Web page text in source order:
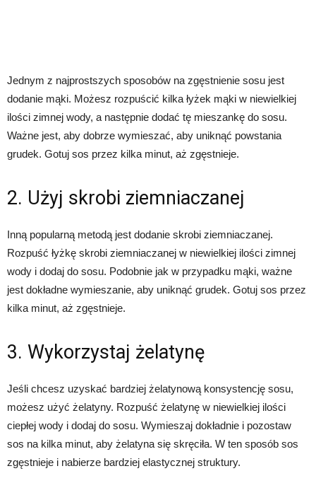
Jednym z najprostszych sposobów na zgęstnienie sosu jest
dodanie mąki. Możesz rozpuścić kilka łyżek mąki w niewielkiej
ilości zimnej wody, a następnie dodać tę mieszankę do sosu.
Ważne jest, aby dobrze wymieszać, aby uniknąć powstania
grudek. Gotuj sos przez kilka minut, aż zgęstnieje.
2. Użyj skrobi ziemniaczanej
Inną popularną metodą jest dodanie skrobi ziemniaczanej.
Rozpuść łyżkę skrobi ziemniaczanej w niewielkiej ilości zimnej
wody i dodaj do sosu. Podobnie jak w przypadku mąki, ważne
jest dokładne wymieszanie, aby uniknąć grudek. Gotuj sos przez
kilka minut, aż zgęstnieje.
3. Wykorzystaj żelatynę
Jeśli chcesz uzyskać bardziej żelatynową konsystencję sosu,
możesz użyć żelatyny. Rozpuść żelatynę w niewielkiej ilości
ciepłej wody i dodaj do sosu. Wymieszaj dokładnie i pozostaw
sos na kilka minut, aby żelatyna się skręciła. W ten sposób sos
zgęstnieje i nabierze bardziej elastycznej struktury.